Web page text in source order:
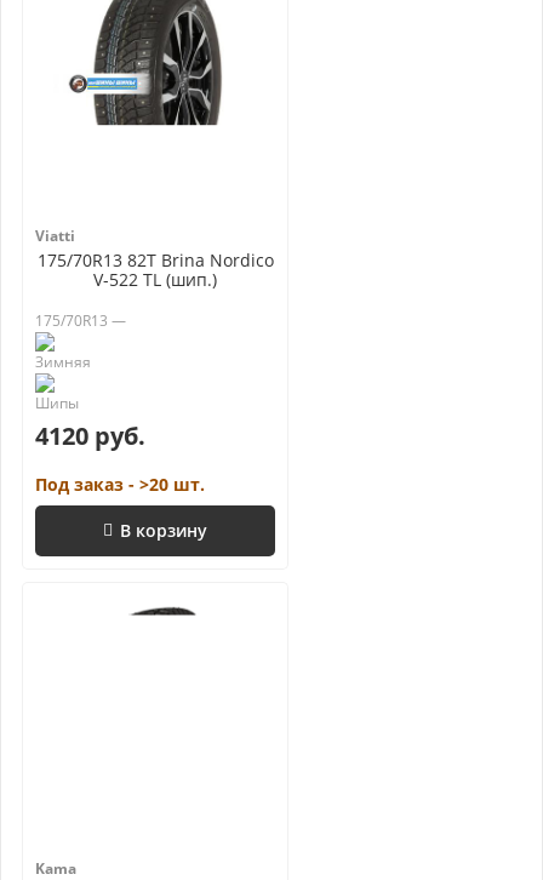
Viatti
175/70R13 82T Brina Nordico
V-522 TL (шип.)
175/70R13 —
4120 руб.
Под заказ - >20 шт.
В корзину
Kama